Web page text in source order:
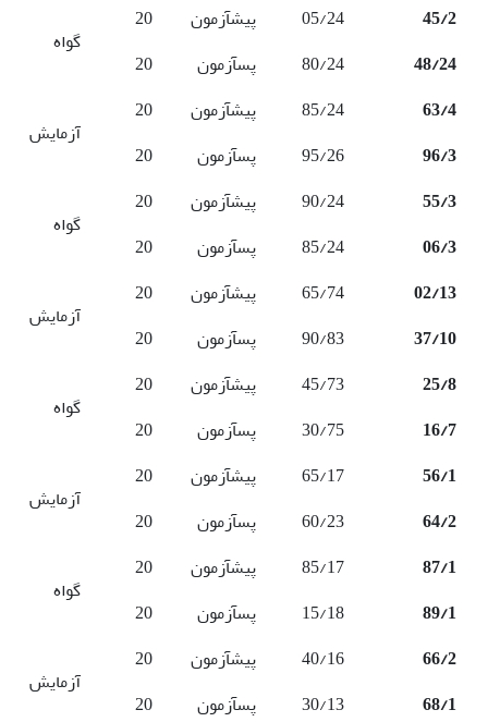
45/2
05/24 پیش­آزمون 20
گواه
48/24
80/24 پس­آزمون
20
63/4
85/24 پیش­آزمون 20
آزمایش
96/3
95/26 پس­آزمون
20
55/3
90/24 پیش­آزمون 20
گواه
06/3
85/24 پس­آزمون
20
02/13
65/74 پیش­آزمون 20
آزمایش
37/10
90/83 پس­آزمون
20
25/8
45/73 پیش­آزمون 20
گواه
16/7
30/75 پس­آزمون
20
56/1
65/17 پیش­آزمون 20
آزمایش
64/2
60/23 پس­آزمون
20
87/1
85/17 پیش­آزمون 20
گواه
89/1
15/18 پس­آزمون
20
66/2
40/16 پیش­آزمون 20
آزمایش
68/1
30/13 پس­آزمون
20